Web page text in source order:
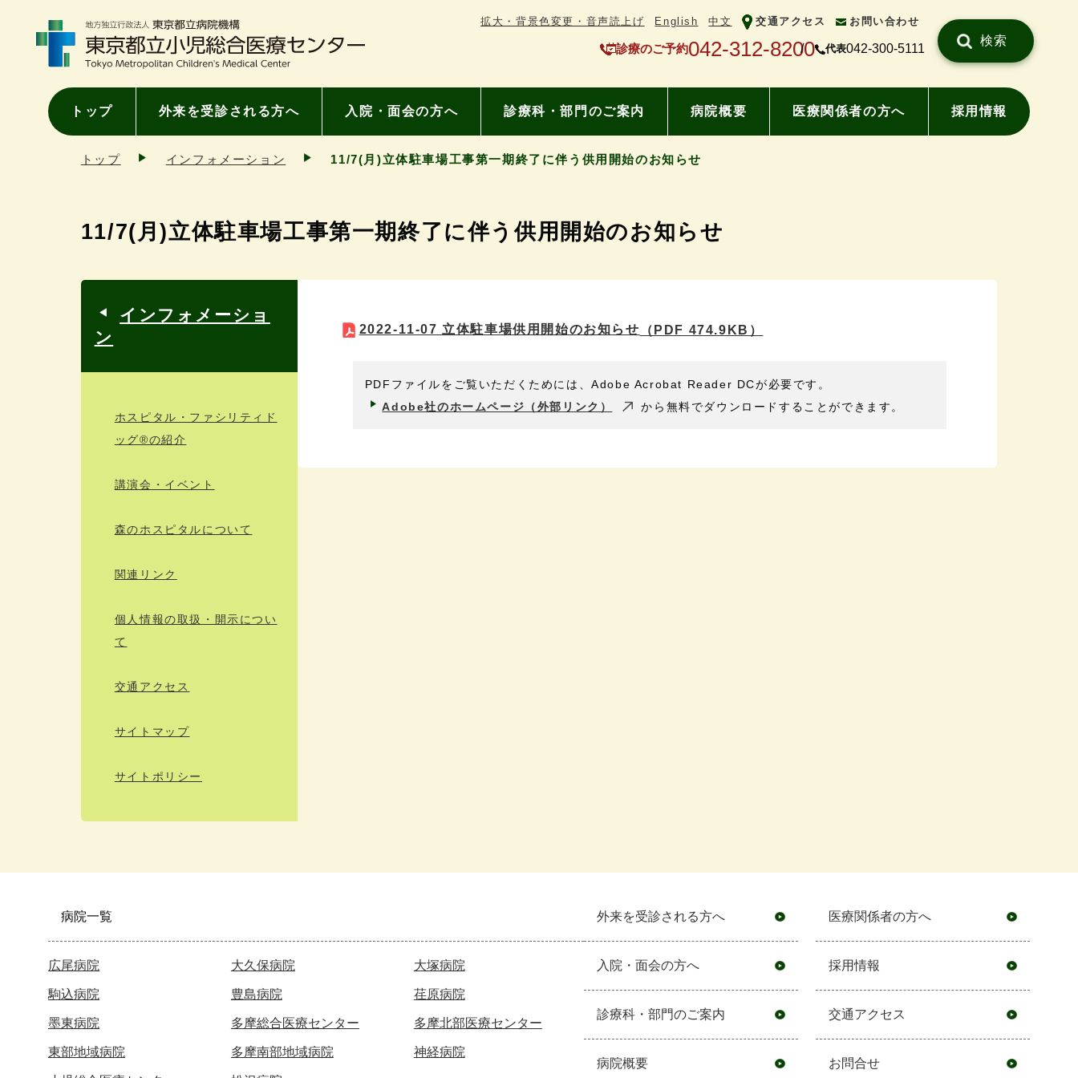
拡大・背景色変更・音声読上げ English 中文 交通アクセス お問い合わせ
診療のご予約042-312-8200 代表042-300-5111
検索
トップ 外来を受診される方へ 入院・面会の方へ 診療科・部門のご案内 病院概要 医療関係者の方へ 採用情報
トップ インフォメーション 11/7(月)立体駐車場工事第一期終了に伴う供用開始のお知らせ
11/7(月)立体駐車場工事第一期終了に伴う供用開始のお知らせ
2022-11-07 立体駐車場供用開始のお知らせ （PDF 474.9KB）
PDFファイルをご覧いただくためには、Adobe Acrobat Reader DCが必要です。
Adobe社のホームページ（外部リンク）
から無料でダウンロードすることができます。
インフォメーショ
ン
ホスピタル・ファシリティド
ッグ®の紹介
講演会・イベント
森のホスピタルについて
関連リンク
個人情報の取扱・開示につい
て
交通アクセス
サイトマップ
サイトポリシー
病院一覧
広尾病院 大久保病院 大塚病院
駒込病院 豊島病院 荏原病院
墨東病院 多摩総合医療センター 多摩北部医療センター
東部地域病院 多摩南部地域病院 神経病院
外来を受診される方へ
入院・面会の方へ
診療科・部門のご案内
病院概要
医療関係者の方へ
採用情報
交通アクセス
お問合せ